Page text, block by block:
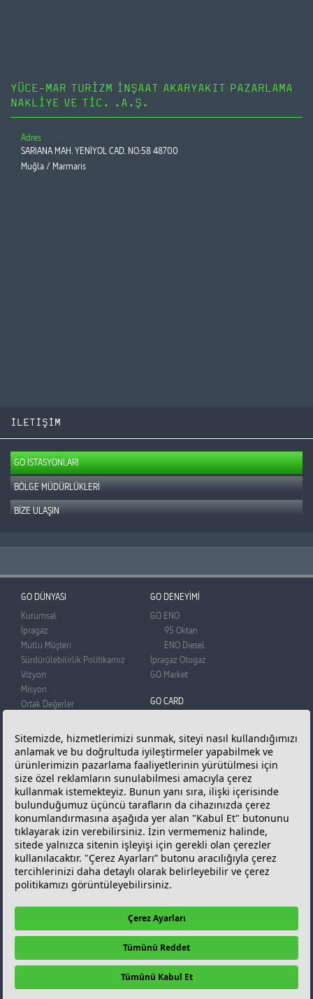
YÜCE-MAR TURİZM İNŞAAT AKARYAKIT PAZARLAMA
NAKLİYE VE TİC. .A.Ş.
Adres
SARIANA MAH. YENİYOL CAD. NO:58 48700
Muğla / Marmaris
İLETİŞİM
GO İSTASYONLARI
BÖLGE MÜDÜRLÜKLERİ
BİZE ULAŞIN
GO DÜNYASI
Kurumsal
İpragaz
Mutlu Müşteri
Sürdürülebilirlik Politikamız
Vizyon
Misyon
Ortak Değerler
Basın Odası
Reklam Filmi
Bilgi Toplumu Hizmetleri
Kişisel Verilerin Korunması
Çerez Politikası ve Çerez
Tercihleriniz
GO DENEYİMİ
GO ENO
95 Oktan
ENO Diesel
İpragaz Otogaz
GO Market
GO CARD
Üye Olun
Puan Kazanın
Puanlarınızı Kullanın
Sıkça Sorunlan Sorular
ONLINE İŞLEMLER
GÜNCEL FİYATLAR
Güncel Akaryakıt
Fiyatları
KAMPANYALAR
Diğer Kampanyalar
İLETİŞİM
GO Türkiye
Bize Ulaşın
Bayimiz Olmak İçin